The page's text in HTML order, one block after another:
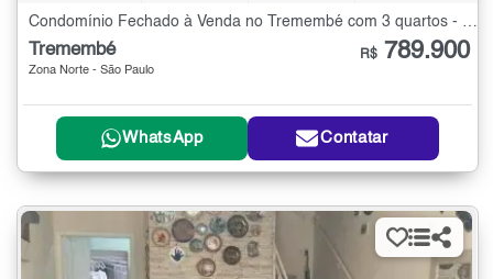
Tremembé
Zona Norte - São Paulo
R$ 789.900
WhatsApp Contatar